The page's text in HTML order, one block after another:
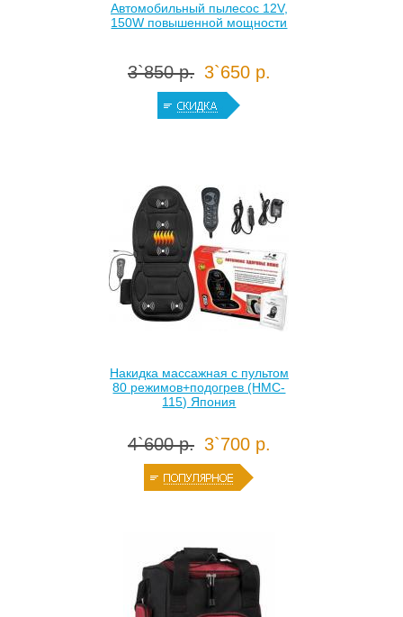
Автомобильный пылесос 12V,
150W повышенной мощности
3`850 р. 3`650 р.
Накидка массажная с пультом
80 режимов+подогрев (HMC-
115) Япония
4`600 р. 3`700 р.